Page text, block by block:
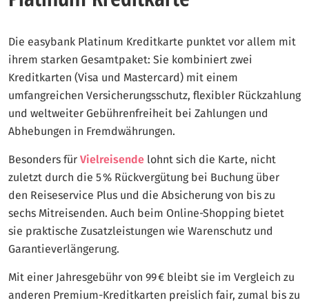
Die easybank Platinum Kreditkarte punktet vor allem mit
ihrem starken Gesamtpaket: Sie kombiniert zwei
Kreditkarten (Visa und Mastercard) mit einem
umfangreichen Versicherungsschutz, flexibler Rückzahlung
und weltweiter Gebührenfreiheit bei Zahlungen und
Abhebungen in Fremdwährungen.
Besonders für Vielreisende lohnt sich die Karte, nicht
zuletzt durch die 5 % Rückvergütung bei Buchung über
den Reiseservice Plus und die Absicherung von bis zu
sechs Mitreisenden. Auch beim Online-Shopping bietet
sie praktische Zusatzleistungen wie Warenschutz und
Garantieverlängerung.
Mit einer Jahresgebühr von 99 € bleibt sie im Vergleich zu
anderen Premium-Kreditkarten preislich fair, zumal bis zu